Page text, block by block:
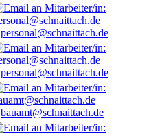
personal@schnaittach.de
personal@schnaittach.de
bauamt@schnaittach.de